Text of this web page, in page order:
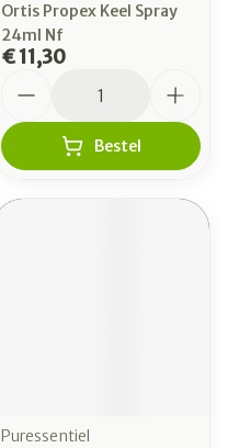
Ortis Propex Keel Spray
24ml Nf
€ 11,30
Bestel
Puressentiel